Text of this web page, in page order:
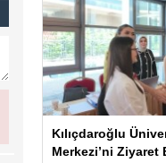
Kılıçdaroğlu
Merkezi’ni Ziyaret